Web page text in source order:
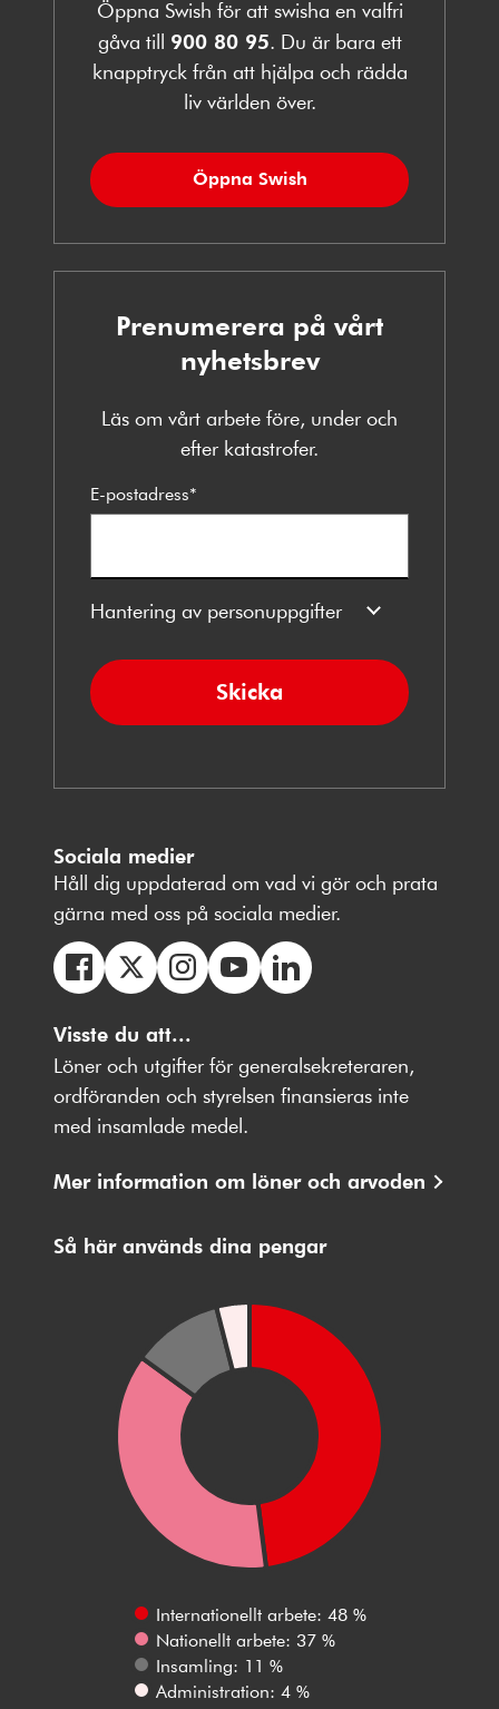
Öppna Swish för att swisha en valfri
gåva till 900 80 95. Du är bara ett
knapptryck från att hjälpa och rädda
liv världen över.
Öppna Swish
Prenumerera på vårt
nyhetsbrev
Läs om vårt arbete före, under och
efter katastrofer.
E-postadress*
Hantering av personuppgifter
Skicka
Sociala medier
Håll dig uppdaterad om vad vi gör och prata
gärna med oss på sociala medier.
oss
på
Facebbok
oss
på
oss
på
Instagram
på
Youtube
på
LinkedIn
Visste du att...
Löner och utgifter för generalsekreteraren,
ordföranden och styrelsen finansieras inte
med insamlade medel.
Mer information om löner och arvoden
Så här används dina pengar
Internationellt arbete: 48 %
Nationellt arbete: 37 %
Insamling: 11 %
Administration: 4 %